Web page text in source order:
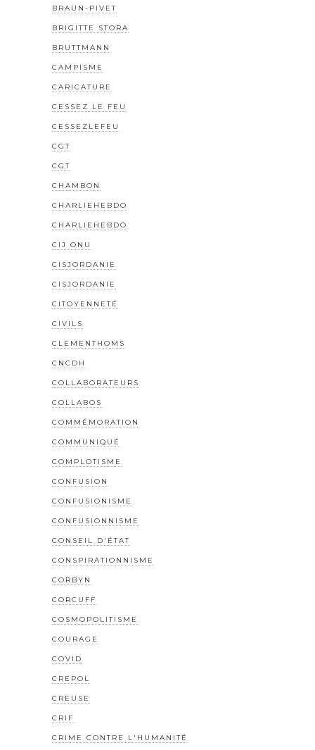
BRAUN-PIVET
BRIGITTE STORA
BRUTTMANN
CAMPISME
CARICATURE
CESSEZ LE FEU
CESSEZLEFEU
CGT
CGT
CHAMBON
CHARLIEHEBDO
CHARLIEHEBDO
CIJ ONU
CISJORDANIE
CISJORDANIE
CITOYENNETÉ
CIVILS
CLEMENTHOMS
CNCDH
COLLABORATEURS
COLLABOS
COMMÉMORATION
COMMUNIQUÉ
COMPLOTISME
CONFUSION
CONFUSIONISME
CONFUSIONNISME
CONSEIL D'ÉTAT
CONSPIRATIONNISME
CORBYN
CORCUFF
COSMOPOLITISME
COURAGE
COVID
CREPOL
CREUSE
CRIF
CRIME CONTRE L'HUMANITÉ